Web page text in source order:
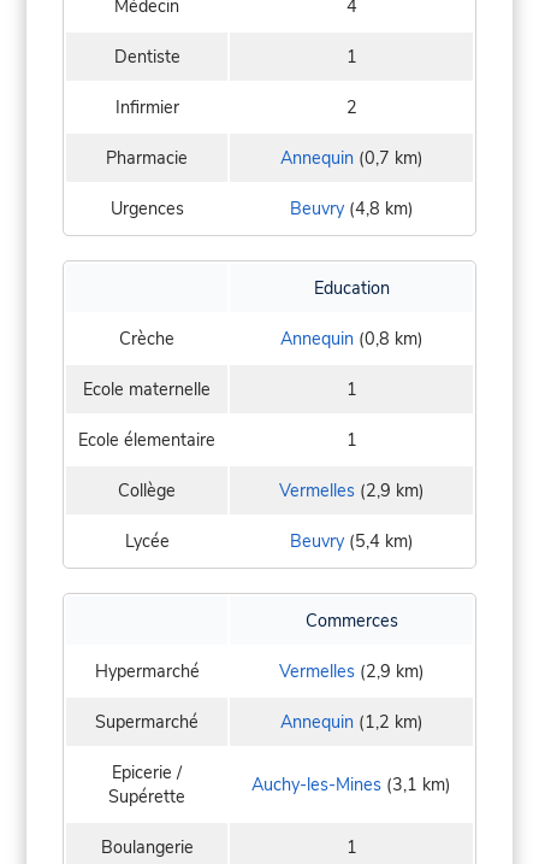
Médecin 4
Dentiste 1
Infirmier 2
Pharmacie Annequin(0,7 km)
Urgences Beuvry(4,8 km)
Education
Crèche Annequin(0,8 km)
Ecole maternelle 1
Ecole élementaire 1
Collège Vermelles(2,9 km)
Lycée Beuvry(5,4 km)
Commerces
Hypermarché Vermelles(2,9 km)
Supermarché Annequin(1,2 km)
Epicerie /
Supérette
Auchy-les-Mines (3,1 km)
Boulangerie 1